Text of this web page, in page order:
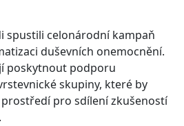
spustili celonárodní kampaň
duševních onemocnění.
poskytnout podporu
skupiny, které by
pro sdílení zkušeností